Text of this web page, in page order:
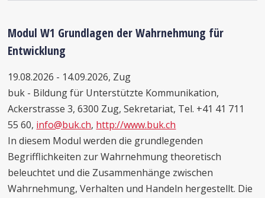
Modul W1 Grundlagen der Wahrnehmung für
Entwicklung
19.08.2026 - 14.09.2026, Zug
buk - Bildung für Unterstützte Kommunikation,
Ackerstrasse 3, 6300 Zug, Sekretariat, Tel. +41 41 711
55 60, info@buk.ch, http://www.buk.ch
In diesem Modul werden die grundlegenden
Begrifflichkeiten zur Wahrnehmung theoretisch
beleuchtet und die Zusammenhänge zwischen
Wahrnehmung, Verhalten und Handeln hergestellt. Die